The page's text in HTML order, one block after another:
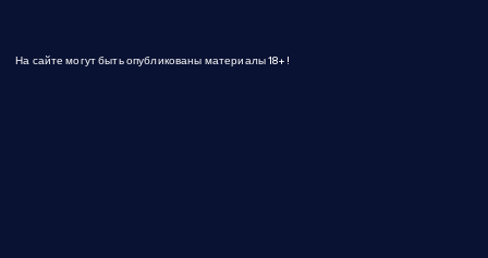
На сайте могут быть опубликованы материалы 18+!